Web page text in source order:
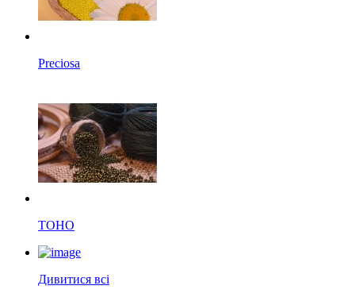
Preciosa
TOHO
Дивитися всі